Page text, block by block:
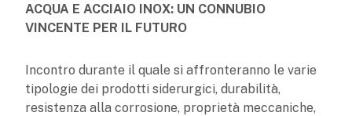
ACQUA E ACCIAIO INOX: UN CONNUBIO
VINCENTE PER IL FUTURO
Incontro durante il quale si affronteranno le varie
tipologie dei prodotti siderurgici, durabilità,
resistenza alla corrosione, proprietà meccaniche,